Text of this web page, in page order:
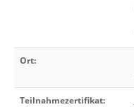
Ort:
Teilnahmezertifikat: